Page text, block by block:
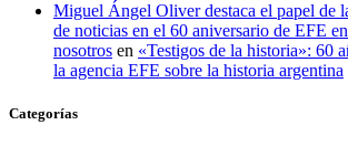
Miguel Ángel Oliver destaca el papel de
de noticias en el 60 aniversario de EFE
nosotros en «Testigos de la historia»: 60
la agencia EFE sobre la historia argentina
Categorías